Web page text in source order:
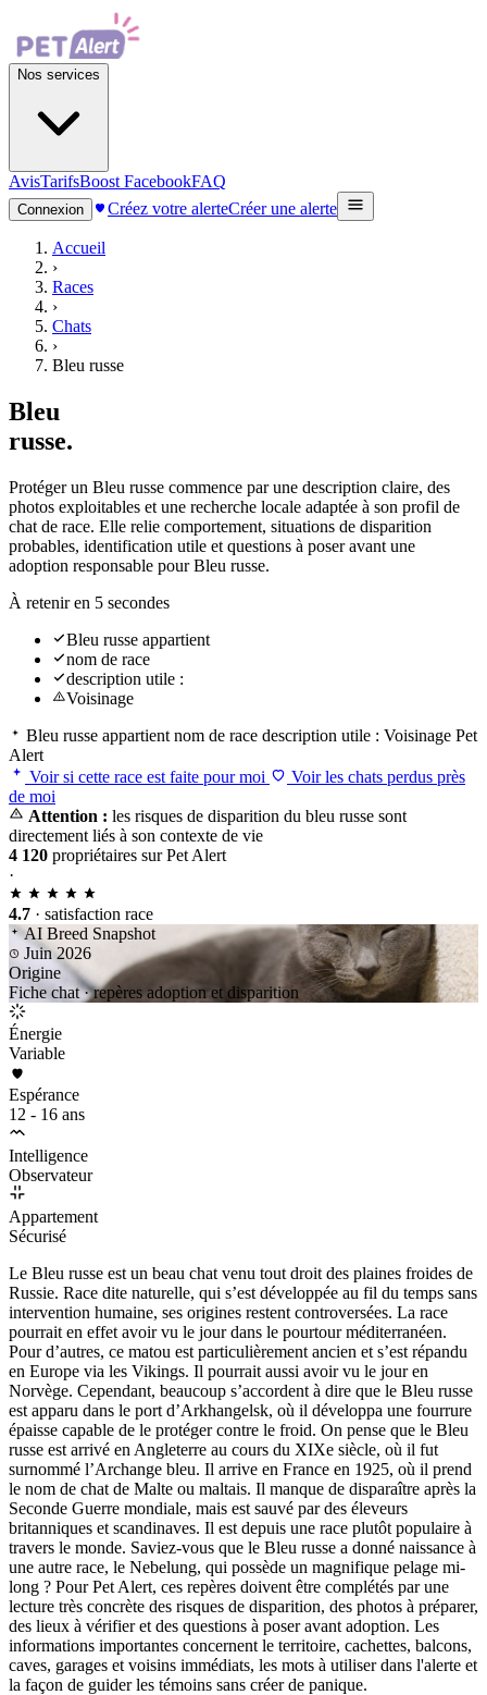
Nos services
AvisTarifsBoost FacebookFAQ
Connexion Créez votre alerteCréer une alerte
Accueil
›
Races
›
Chats
›
Bleu russe
Bleu
russe.
Protéger un Bleu russe commence par une description claire, des
photos exploitables et une recherche locale adaptée à son profil de
chat de race. Elle relie comportement, situations de disparition
probables, identification utile et questions à poser avant une
adoption responsable pour Bleu russe.
À retenir en 5 secondes
Bleu russe appartient
nom de race
description utile :
Voisinage
Bleu russe appartient nom de race description utile : Voisinage Pet
Alert
Voir si cette race est faite pour moi
Voir les chats perdus près
de moi
Attention : les risques de disparition du bleu russe sont
directement liés à son contexte de vie
4 120 propriétaires sur Pet Alert
·
4.7 · satisfaction race
AI Breed Snapshot
Juin 2026
Origine
Fiche chat · repères adoption et disparition
Énergie
Variable
Espérance
12 - 16 ans
Intelligence
Observateur
Appartement
Sécurisé
Le Bleu russe est un beau chat venu tout droit des plaines froides de
Russie. Race dite naturelle, qui s’est développée au fil du temps sans
intervention humaine, ses origines restent controversées. La race
pourrait en effet avoir vu le jour dans le pourtour méditerranéen.
Pour d’autres, ce matou est particulièrement ancien et s’est répandu
en Europe via les Vikings. Il pourrait aussi avoir vu le jour en
Norvège. Cependant, beaucoup s’accordent à dire que le Bleu russe
est apparu dans le port d’Arkhangelsk, où il développa une fourrure
épaisse capable de le protéger contre le froid. On pense que le Bleu
russe est arrivé en Angleterre au cours du XIXe siècle, où il fut
surnommé l’Archange bleu. Il arrive en France en 1925, où il prend
le nom de chat de Malte ou maltais. Il manque de disparaître après la
Seconde Guerre mondiale, mais est sauvé par des éleveurs
britanniques et scandinaves. Il est depuis une race plutôt populaire à
travers le monde. Saviez-vous que le Bleu russe a donné naissance à
une autre race, le Nebelung, qui possède un magnifique pelage mi-
long ? Pour Pet Alert, ces repères doivent être complétés par une
lecture très concrète des risques de disparition, des photos à préparer,
des lieux à vérifier et des questions à poser avant adoption. Les
informations importantes concernent le territoire, cachettes, balcons,
caves, garages et voisins immédiats, les mots à utiliser dans l'alerte et
la façon de guider les témoins sans créer de panique.